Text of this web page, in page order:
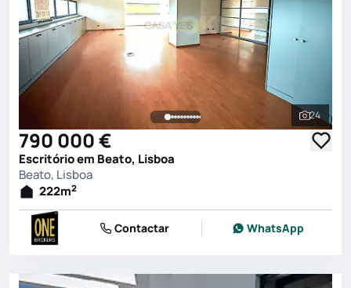
Ver
24
790 000 €
Escritório em Beato, Lisboa
Beato, Lisboa
222m2
Contactar WhatsApp